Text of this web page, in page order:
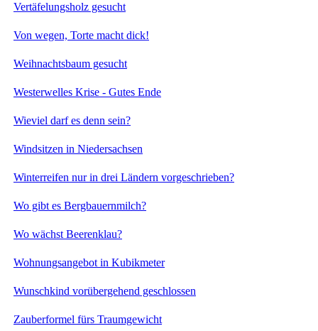
Vertäfelungsholz gesucht
Von wegen, Torte macht dick!
Weihnachtsbaum gesucht
Westerwelles Krise - Gutes Ende
Wieviel darf es denn sein?
Windsitzen in Niedersachsen
Winterreifen nur in drei Ländern vorgeschrieben?
Wo gibt es Bergbauernmilch?
Wo wächst Beerenklau?
Wohnungsangebot in Kubikmeter
Wunschkind vorübergehend geschlossen
Zauberformel fürs Traumgewicht